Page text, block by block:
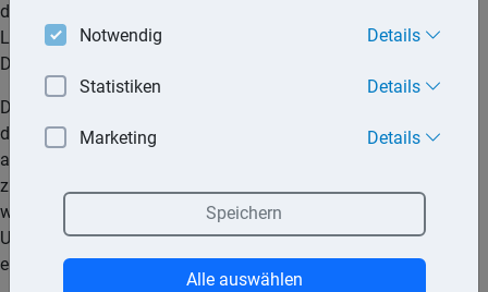
den Auftrag, den Betrag abzubuchen. Mit dem SEPA-
Lastschriftverfahren können Rechnungen sowohl innerhalb
Deutschlands als auch innerhalb Europas bezahlt werden.
Die Besonderheit des Lastschriftverfahrens besteht darin,
dass die Möglichkeit besteht, die Lastschrift innerhalb von
acht Wochen kostenfrei und ohne Begründung an die Bank
zurückzugeben. In diesem Fall wird das abgebuchte Geld
wieder auf dem Konto des Inhabers gutgeschrieben.
Unberechtigte Belastungen des Kontos können innerhalb
einer Frist von 13 Monaten bei der Bank angezeigt werden.
Notwendig Details
Statistiken Details
Marketing Details
Speichern
Alle auswählen